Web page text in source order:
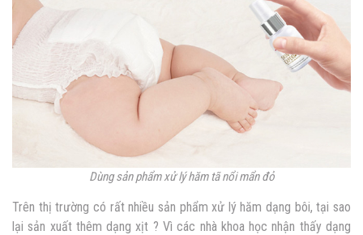
Dùng sản phẩm xử lýhăm tã nổi mẩn đỏ
Trên thị trường có rất nhiều sản phẩm xử lý hăm dạng bôi, tại sao
lại sản xuất thêm dạng xịt ? Vì các nhà khoa học nhận thấy dạng